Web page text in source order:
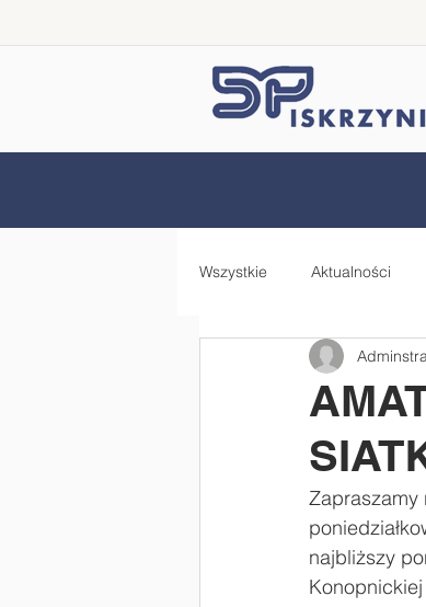
Wszystkie Aktualności
Samorząd Uczniowski
Zdrowo jem, więcej
#Laboratoria Przyszłości
Zapraszamy
najbliższy